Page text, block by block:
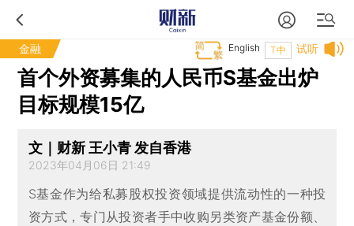
金融 试听
T中
English
首个外资募集的人民币S基金出炉
目标规模15亿
文｜财新 王小青 发自香港
2023年04月06日 21:49
S基金作为给私募股权投资领域提供流动性的一种投
资方式，专门从投资者手中收购另类资产基金份额、